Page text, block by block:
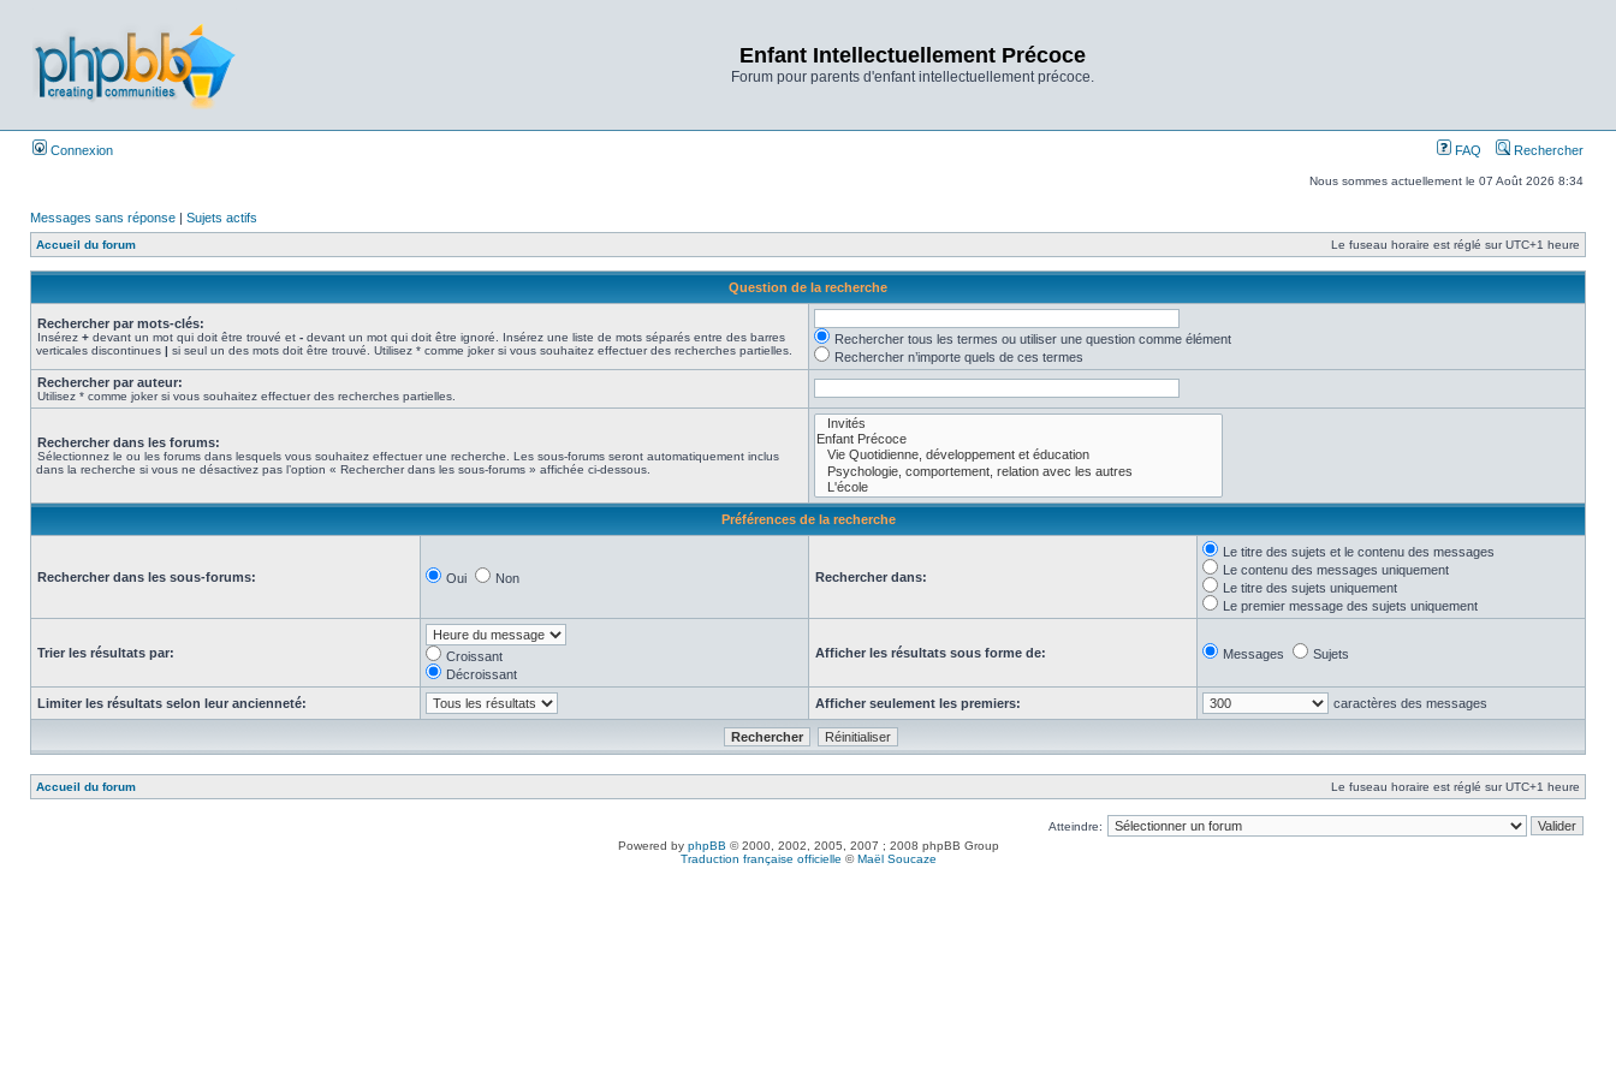
Enfant Intellectuellement Précoce
Forum pour parents d'enfant intellectuellement précoce.
Connexion FAQ Rechercher
Nous sommes actuellement le 07 Août 2026 8:34
Messages sans réponse | Sujets actifs
Accueil du forum Le fuseau horaire est réglé sur UTC+1 heure
Question de la recherche
Rechercher par mots-clés:
Insérez + devant un mot qui doit être trouvé et - devant un mot qui doit être ignoré. Insérez une liste de mots séparés entre des barres
verticales discontinues | si seul un des mots doit être trouvé. Utilisez * comme joker si vous souhaitez effectuer des recherches partielles.
Rechercher tous les termes ou utiliser une question comme élément
Rechercher n’importe quels de ces termes
Rechercher par auteur:
Utilisez * comme joker si vous souhaitez effectuer des recherches partielles.
Rechercher dans les forums:
Sélectionnez le ou les forums dans lesquels vous souhaitez effectuer une recherche. Les sous-forums seront automatiquement inclus
dans la recherche si vous ne désactivez pas l’option « Rechercher dans les sous-forums » affichée ci-dessous.
Préférences de la recherche
Rechercher dans les sous-forums: Oui Non Rechercher dans:
Le titre des sujets et le contenu des messages
Le contenu des messages uniquement
Le titre des sujets uniquement
Le premier message des sujets uniquement
Trier les résultats par:
Croissant
Décroissant
Afficher les résultats sous forme de: Messages Sujets
Limiter les résultats selon leur ancienneté: Afficher seulement les premiers: caractères des messages
Accueil du forum Le fuseau horaire est réglé sur UTC+1 heure
Atteindre:
Powered by phpBB © 2000, 2002, 2005, 2007 ; 2008 phpBB Group
Traduction française officielle ©Maël Soucaze